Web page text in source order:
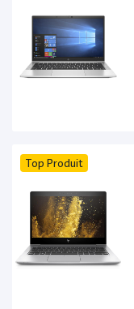
Top Produit